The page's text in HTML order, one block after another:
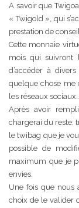
A savoir que
« Twigold », qui
prestation de conseil.
Cette monnaie
mois qui suivront
d’accéder à
quelque chose me
les réseaux sociaux…
Après avoir
chargerai du reste:
le twibag que je
possible de
maximum que je
envies.
Une fois que nous
choix de le valider